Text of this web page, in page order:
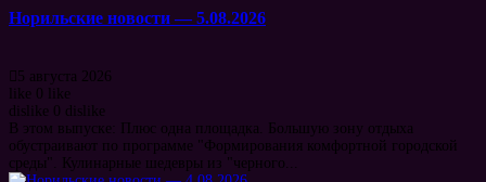
Норильские новости — 5.08.2026
5 августа 2026
like
0
like
dislike
0 dislike
В этом выпуске: Плюс одна площадка. Большую зону отдыха
обустраивают по программе "Формирования комфортной городской
среды". Кулинарные шедевры из "черного...